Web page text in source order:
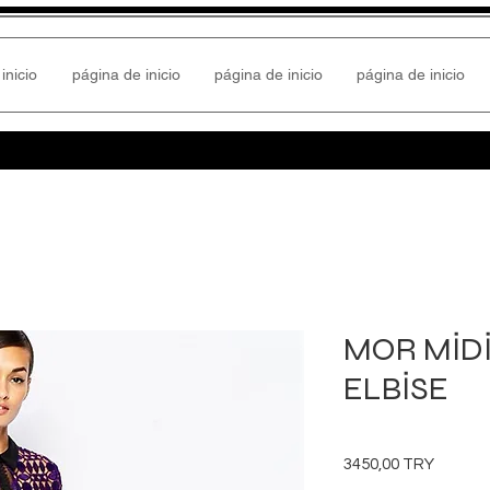
página de inicio página de inicio página de inicio
MOR
ELBİSE
3450,00 TRYPrecio